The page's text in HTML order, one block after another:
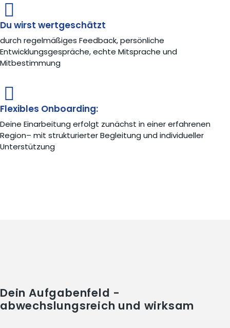
Du wirst wertgeschätzt
durch regelmäßiges Feedback, persönliche
Entwicklungsgespräche, echte Mitsprache und
Mitbestimmung
Flexibles Onboarding:
Deine Einarbeitung erfolgt zunächst in einer erfahrenen
Region– mit strukturierter Begleitung und individueller
Unterstützung
Dein Aufgabenfeld -
abwechslungsreich und wirksam